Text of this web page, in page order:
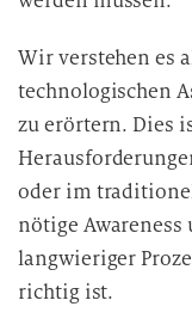
Wir verstehen es
technologischen
zu erörtern. Dies
oder im
nötige Awareness
langwieriger
richtig ist.